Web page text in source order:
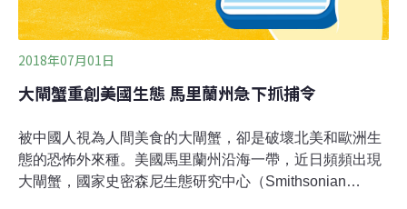
2018年07月01日
大閘蟹重創美國生態 馬里蘭州急下抓捕令
被中國人視為人間美食的大閘蟹，卻是破壞北美和歐洲生
態的恐怖外來種。美國馬里蘭州沿海一帶，近日頻頻出現
大閘蟹，國家史密森尼生態研究中心（Smithsonian